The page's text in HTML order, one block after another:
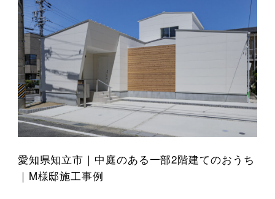
愛知県知立市｜中庭のある一部2階建てのおうち
｜M様邸施工事例